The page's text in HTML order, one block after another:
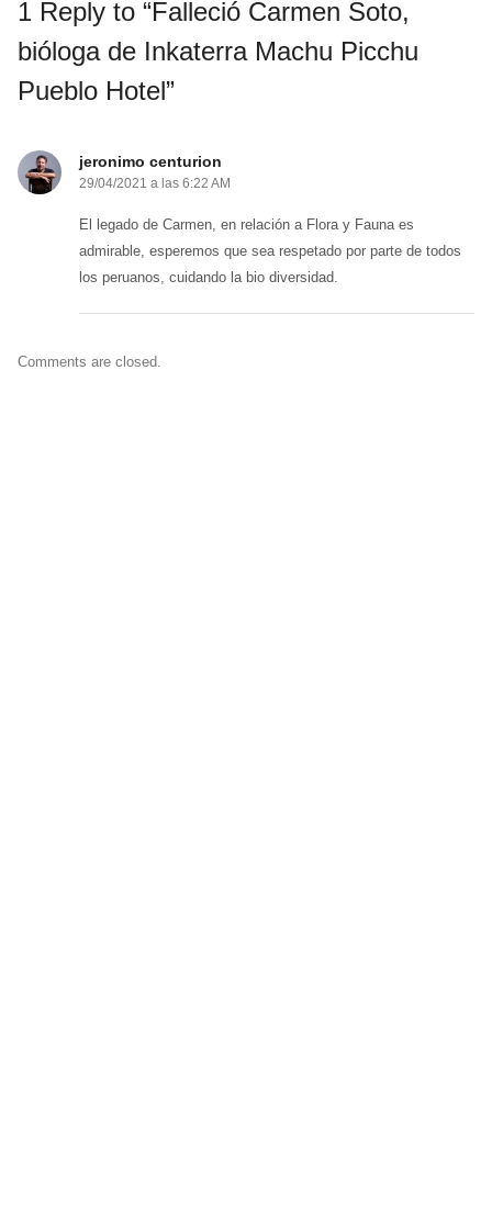
1 Reply to “Falleció Carmen Soto,
bióloga de Inkaterra Machu Picchu
Pueblo Hotel”
jeronimo centurion
29/04/2021 a las 6:22 AM
El legado de Carmen, en relación a Flora y Fauna es
admirable, esperemos que sea respetado por parte de todos
los peruanos, cuidando la bio diversidad.
Comments are closed.